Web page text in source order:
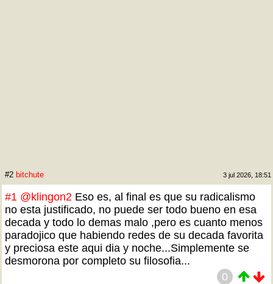
#2 bitchute 3 jul 2026, 18:51
#1 @klingon2 Eso es, al final es que su radicalismo
no esta justificado, no puede ser todo bueno en esa
decada y todo lo demas malo ,pero es cuanto menos
paradojico que habiendo redes de su decada favorita
y preciosa este aqui dia y noche...Simplemente se
desmorona por completo su filosofia...
0